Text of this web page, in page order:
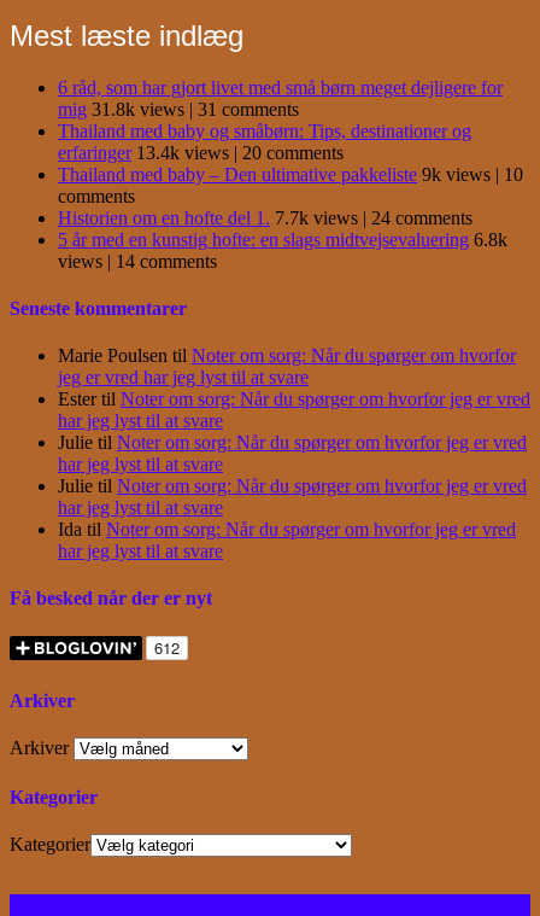
Mest læste indlæg
6 råd, som har gjort livet med små børn meget dejligere for
mig 31.8k views | 31 comments
Thailand med baby og småbørn: Tips, destinationer og
erfaringer 13.4k views | 20 comments
Thailand med baby – Den ultimative pakkeliste 9k views | 10
comments
Historien om en hofte del 1. 7.7k views | 24 comments
5 år med en kunstig hofte: en slags midtvejsevaluering 6.8k
views | 14 comments
Seneste kommentarer
Marie Poulsen til Noter om sorg: Når du spørger om hvorfor
jeg er vred har jeg lyst til at svare
Estertil Noter om sorg: Når du spørger om hvorfor jeg er vred
har jeg lyst til at svare
Julie til Noter om sorg: Når du spørger om hvorfor jeg er vred
har jeg lyst til at svare
Julie til Noter om sorg: Når du spørger om hvorfor jeg er vred
har jeg lyst til at svare
Ida til Noter om sorg: Når du spørger om hvorfor jeg er vred
har jeg lyst til at svare
Få besked når der er nyt
Arkiver
Arkiver
Kategorier
Kategorier